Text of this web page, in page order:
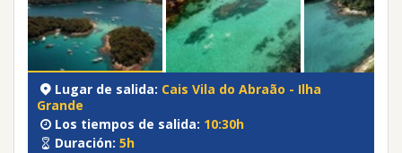
Lugar de salida: Cais Vila do Abraão - Ilha
Grande
Los tiempos de salida: 10:30h
Duración: 5h